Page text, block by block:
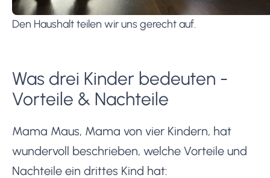
Den Haushalt teilen wir uns gerecht auf.
Was drei Kinder bedeuten -
Vorteile & Nachteile
Mama Maus, Mama von vier Kindern, hat
wundervoll beschrieben, welche Vorteile und
Nachteile ein drittes Kind hat: